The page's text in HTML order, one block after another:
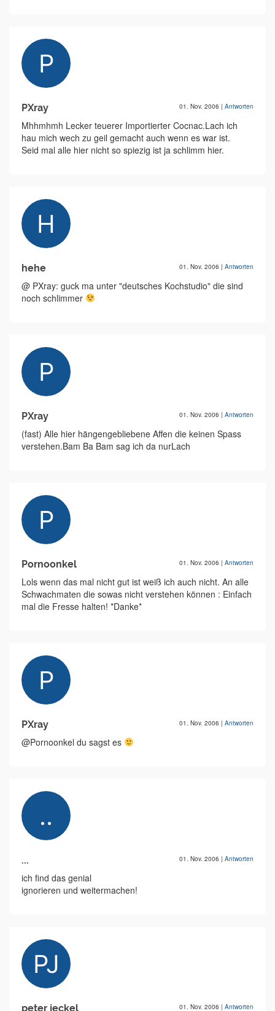
PXray 01. Nov. 2006 | Antworten
Mhhmhmh Lecker teuerer Importierter Cocnac.Lach ich
hau mich wech zu geil gemacht auch wenn es war ist.
Seid mal alle hier nicht so spiezig ist ja schlimm hier.
hehe 01. Nov. 2006 | Antworten
@ PXray: guck ma unter "deutsches Kochstudio" die sind
noch schlimmer
PXray 01. Nov. 2006 | Antworten
(fast) Alle hier hängengebliebene Affen die keinen Spass
verstehen.Bam Ba Bam sag ich da nurLach
Pornoonkel 01. Nov. 2006 | Antworten
Lols wenn das mal nicht gut ist weiß ich auch nicht. An alle
Schwachmaten die sowas nicht verstehen können : Einfach
mal die Fresse halten! *Danke*
PXray 01. Nov. 2006 | Antworten
@Pornoonkel du sagst es
... 01. Nov. 2006 | Antworten
ich find das genial
ignorieren und weitermachen!
peter jeckel 01. Nov. 2006 | Antworten